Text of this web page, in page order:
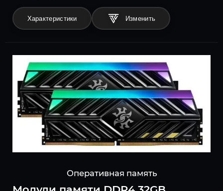
Характеристики
Оперативная память